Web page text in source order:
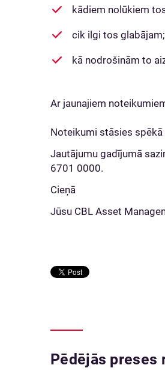
kādiem nolūkiem
cik ilgi tos glabājam;
kā nodrošinām to
Ar jaunajiem
Noteikumi stāsies
Jautājumu gadījumā
6701 0000.
Cieņā
Jūsu CBL Asset
Pēdējās preses